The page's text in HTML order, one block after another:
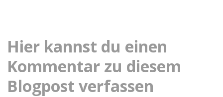
Hier kannst du einen
Kommentar zu diesem
Blogpost verfassen